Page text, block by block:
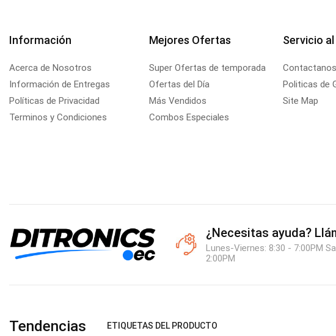
Información
Acerca de Nosotros
Información de Entregas
Políticas de Privacidad
Terminos y Condiciones
Mejores Ofertas
Super Ofertas de temporada
Ofertas del Día
Más Vendidos
Combos Especiales
Servicio
Contactanos
Politicas de
Site Map
¿Necesitas ayuda?
Lunes-Viernes: 8:30 - 7:00PM
2:00PM
Tendencias ETIQUETAS DEL PRODUCTO